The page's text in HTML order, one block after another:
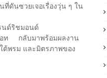
ที่ดันซวยเจอเรื่องวุ่น ๆ ใน
นด์ริชมอนด์
อท กลับมาพร้อมผลงาน
ต้พรม และมิตรภาพของ